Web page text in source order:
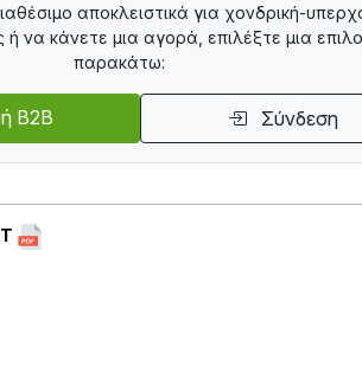
αποκλειστικά για χονδρική-
ή να κάνετε μια αγορά, επιλέξτε μια
παρακάτω:
B2B Σύνδεση